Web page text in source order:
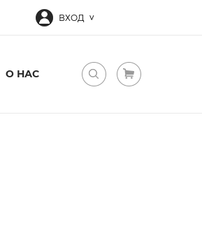
ВХОД
О НАС